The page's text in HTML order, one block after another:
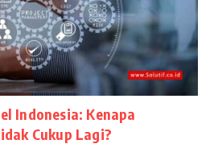
Indonesia: Kenapa
Cukup Lagi?